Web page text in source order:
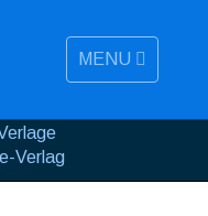
MENU
Verlag